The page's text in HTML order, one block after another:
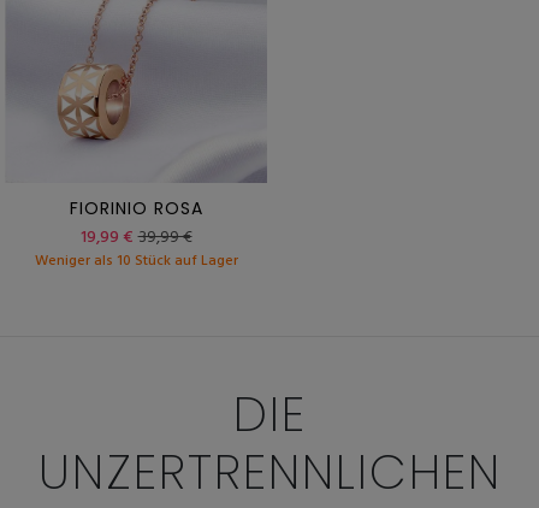
FIORINIO ROSA
19,99 €39,99 €
Weniger als 10 Stück auf Lager
DIE
UNZERTRENNLICHEN